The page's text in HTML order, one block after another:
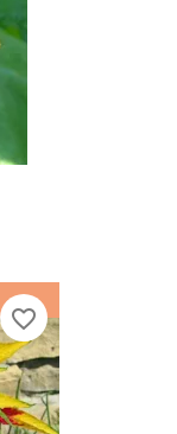
favorite_border